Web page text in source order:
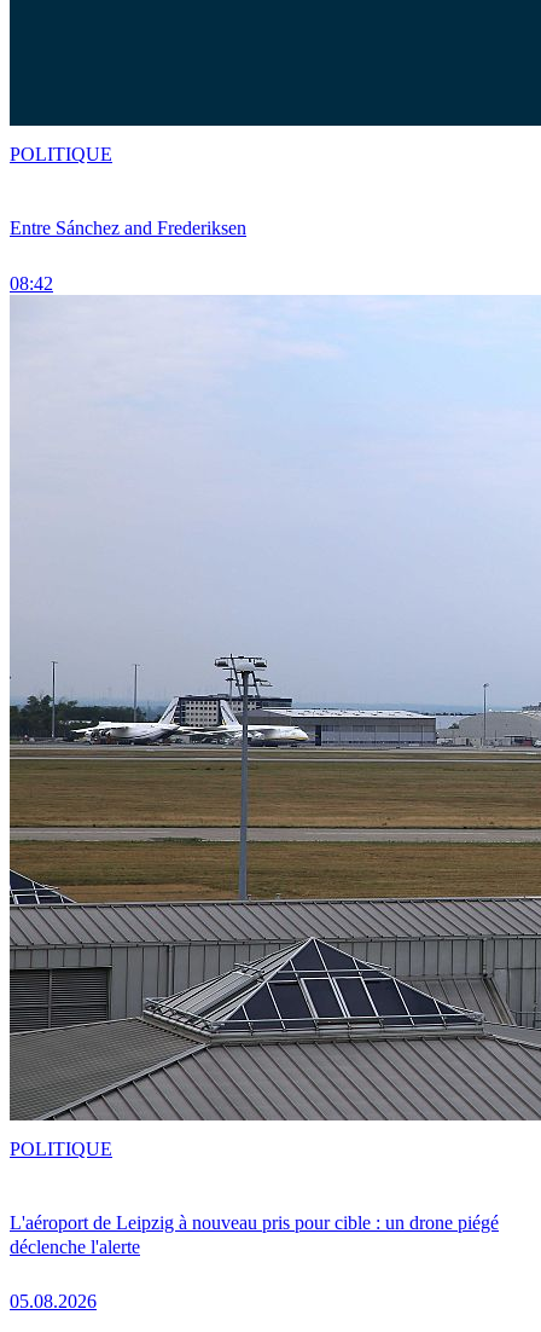
Entre Sánchez and Frederiksen
08:42
POLITIQUE
L'aéroport de Leipzig à nouveau pris pour cible : un drone piégé
déclenche l'alerte
05.08.2026
POLITIQUE